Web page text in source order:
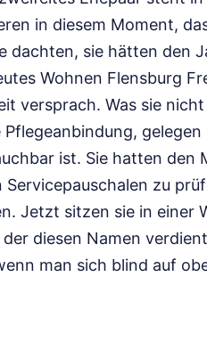
in diesem Moment,
dachten, sie hätten den
Wohnen Flensburg
versprach. Was sie
ist. Sie hatten den
zu
Jetzt sitzen sie in einer
diesen Namen
man sich blind auf